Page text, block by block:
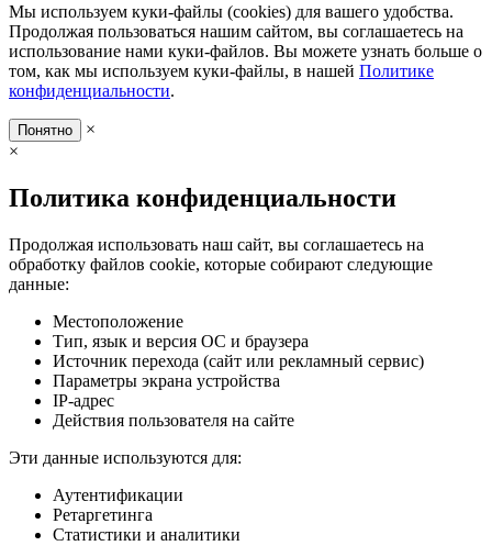
Мы используем куки-файлы (cookies) для вашего удобства.
Продолжая пользоваться нашим сайтом, вы соглашаетесь на
использование нами куки-файлов. Вы можете узнать больше о
том, как мы используем куки-файлы, в нашей Политике
конфиденциальности.
Понятно
×
×
Политика конфиденциальности
Продолжая использовать наш сайт, вы соглашаетесь на
обработку файлов cookie, которые собирают следующие
данные:
Местоположение
Тип, язык и версия ОС и браузера
Источник перехода (сайт или рекламный сервис)
Параметры экрана устройства
IP-адрес
Действия пользователя на сайте
Эти данные используются для:
Аутентификации
Ретаргетинга
Статистики и аналитики